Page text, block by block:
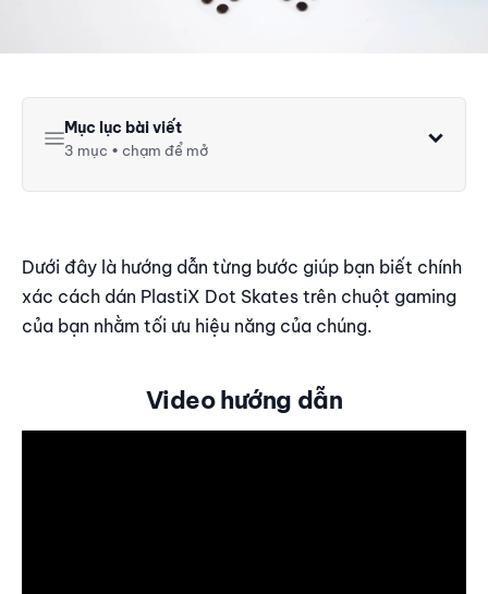
Mục lục bài viết
3 mục • chạm để mở
Video hướng dẫn
Dụng cụ cần thiết
Dưới đây là hướng dẫn từng bước giúp bạn biết chính
xác cách dán PlastiX Dot Skates trên chuột gaming
của bạn nhằm tối ưu hiệu năng của chúng.
Video hướng dẫn